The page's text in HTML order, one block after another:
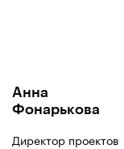
Анна
Фонарькова
Директор проектов